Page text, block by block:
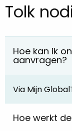
Tolk
Hoe kan ik
aanvragen?
Via Mijn
Hoe werkt